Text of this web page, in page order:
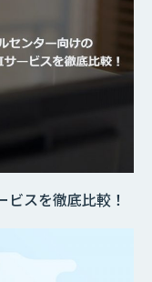
スを徹底比較！